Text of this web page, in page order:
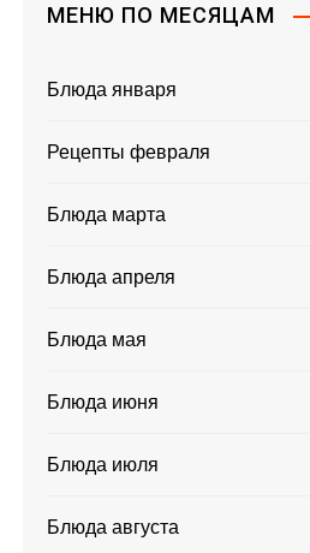
МЕНЮ ПО МЕСЯЦАМ
Блюда января
Рецепты февраля
Блюда марта
Блюда апреля
Блюда мая
Блюда июня
Блюда июля
Блюда августа